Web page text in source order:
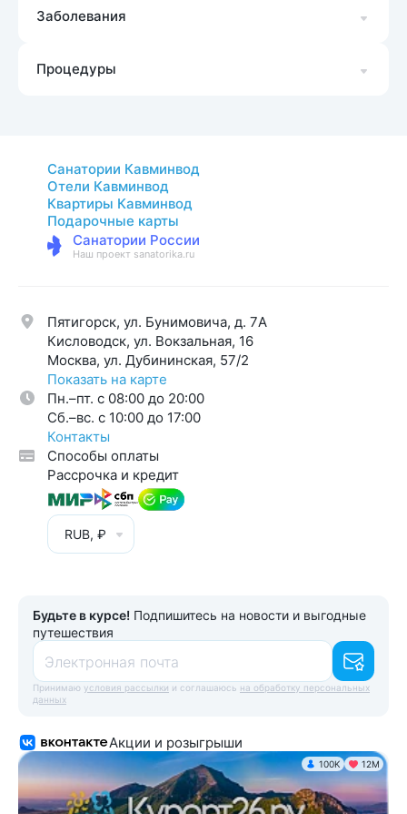
Заболевания
Процедуры
Санатории Кавминвод
Отели Кавминвод
Квартиры Кавминвод
Подарочные карты
Санатории России
Наш проект sanatorika.ru
Пятигорск, ул. Бунимовича, д. 7A
Кисловодск, ул. Вокзальная, 16
Москва, ул. Дубининская, 57/2
Показать на карте
Пн.–пт. с 08:00 до 20:00
Cб.–вс. с 10:00 до 17:00
Контакты
Способы оплаты
Рассрочка и кредит
RUB, ₽
Будьте в курсе! Подпишитесь на новости и выгодные
путешествия
Электронная почта
Принимаю условия рассылки и соглашаюсь на обработку персональных
данных
Акции и розыгрыши
100K 12М